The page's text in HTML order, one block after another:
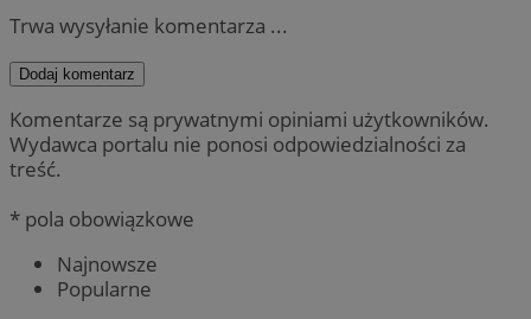
Trwa wysyłanie komentarza ...
Dodaj komentarz
Komentarze są prywatnymi opiniami użytkowników.
Wydawca portalu nie ponosi odpowiedzialności za
treść.
* pola obowiązkowe
Najnowsze
Popularne